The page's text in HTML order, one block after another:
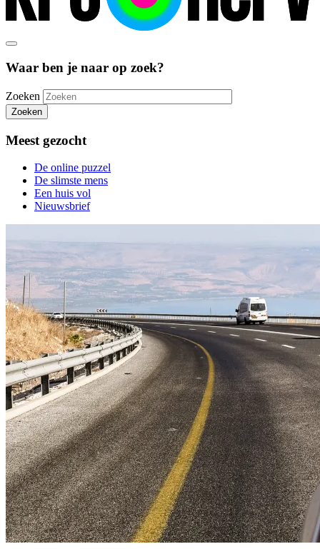
Waar ben je naar op zoek?
Zoeken
Zoeken
Meest gezocht
De online puzzel
De slimste mens
Een huis vol
Nieuwsbrief